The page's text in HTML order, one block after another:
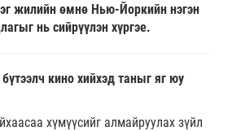
жилийн өмнө Нью-Йоркийн нэгэн
нь сийрүүлэн хүргэе.
кино хийхэд таныг яг юу
хүмүүсийг алмайруулах зүйл